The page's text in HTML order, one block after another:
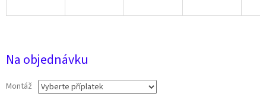
Na objednávku
Montáž